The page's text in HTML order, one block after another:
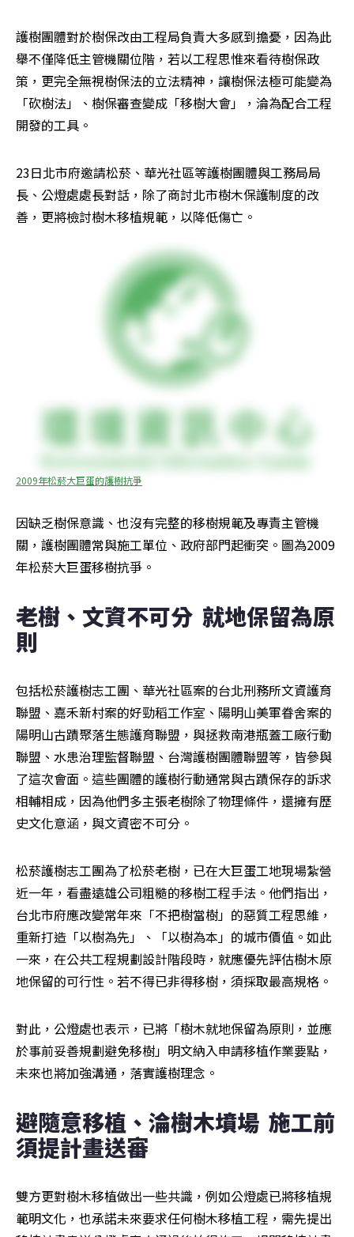
護樹團體對於樹保改由工程局負責大多感到擔憂，因為此
舉不僅降低主管機關位階，若以工程思惟來看待樹保政
策，更完全無視樹保法的立法精神，讓樹保法極可能變為
「砍樹法」、樹保審查變成「移樹大會」，淪為配合工程
開發的工具。
23日北市府邀請松菸、華光社區等護樹團體與工務局局
長、公燈處處長對話，除了商討北市樹木保護制度的改
善，更將檢討樹木移植規範，以降低傷亡。
2009年松菸大巨蛋的護樹抗爭
因缺乏樹保意識、也沒有完整的移樹規範及專責主管機
關，護樹團體常與施工單位、政府部門起衝突。圖為2009
年松菸大巨蛋移樹抗爭。
老樹、文資不可分  就地保留為原
則
包括松菸護樹志工團、華光社區案的台北刑務所文資護育
聯盟、嘉禾新村案的好勁稻工作室、陽明山美軍眷舍案的
陽明山古蹟聚落生態護育聯盟，與拯救南港瓶蓋工廠行動
聯盟、水患治理監督聯盟、台灣護樹團體聯盟等，皆參與
了這次會面。這些團體的護樹行動通常與古蹟保存的訴求
相輔相成，因為他們多主張老樹除了物理條件，還擁有歷
史文化意涵，與文資密不可分。
松菸護樹志工團為了松菸老樹，已在大巨蛋工地現場紮營
近一年，看盡遠雄公司粗糙的移樹工程手法。他們指出，
台北市府應改變常年來「不把樹當樹」的惡質工程思維，
重新打造「以樹為先」、「以樹為本」的城市價值。如此
一來，在公共工程規劃設計階段時，就應優先評估樹木原
地保留的可行性。若不得已非得移樹，須採取最高規格。
對此，公燈處也表示，已將「樹木就地保留為原則，並應
於事前妥善規劃避免移樹」明文納入申請移植作業要點，
未來也將加強溝通，落實護樹理念。
避隨意移植、淪樹木墳場  施工前
須提計畫送審
雙方更對樹木移植做出一些共識，例如公燈處已將移植規
範明文化，也承諾未來要求任何樹木移植工程，需先提出